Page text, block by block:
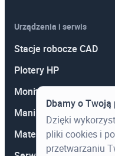
Urządzenia i serwis
Stacje robocze CAD
Plotery HP
Monitory
Manipulatory 3D
Materiały
Dbamy o
Dzięki
pliki cookies i
przetwarzaniu